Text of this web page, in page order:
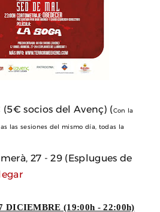
socios del Avenç) (Con la
las sesiones del mismo día, todas la
27 - 29 (Esplugues de
DICIEMBRE (19:00h - 22:00h)